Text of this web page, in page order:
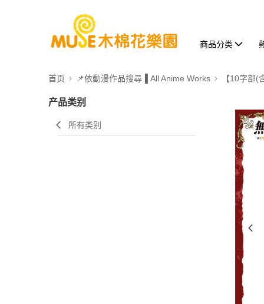
商品分类
首页 📌依動漫作品搜尋▐ All Anime Works 【10字部(
产品类别
所有类别